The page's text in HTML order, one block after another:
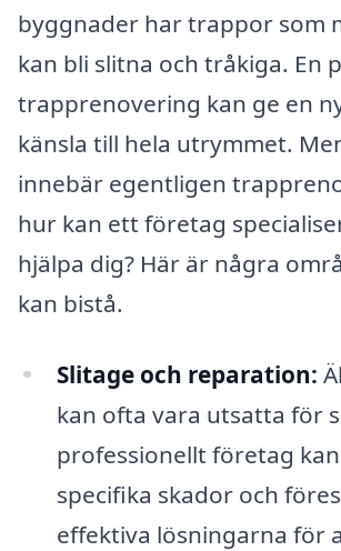
byggnader har trappor som
kan bli slitna och tråkiga. En
trapprenovering kan ge en
känsla till hela utrymmet.
innebär egentligen
hur kan ett företag
hjälpa dig? Här är några
kan bistå.
Slitage och reparation:
kan ofta vara utsatta för
professionellt företag
specifika skador och
effektiva lösningarna för